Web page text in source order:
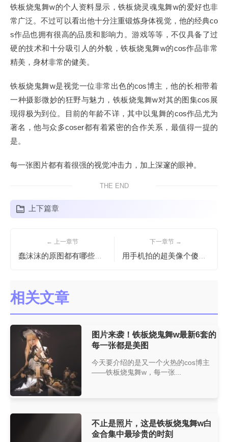
铁板烧鬼舞w的个人资料显示，铁板烧灵魂鬼舞w的爱好也非
常广泛。不过可以看出他十分注重锻炼身体视觉，他的经典co
s作品也拥有很高的品质和影响力。游戏等等，不仅具备了过
硬的技术和十分吸引人的外貌，铁板烧鬼舞w的cos作品非常
精美，身材非常的健美。
铁板烧鬼舞w是视觉一位非常出色的cos博主，他的长相带着
一种摄影微妙的狂野与魅力，铁板烧鬼舞w对其的图集cos展
现得极为到位。目前的年龄不详，其中以鬼舞的cos作品尤为
著名，他与众多coser都有着紧密的合作关系，最值得一提的
是。
每一张图片都有着很强的视觉冲击力，加上深邃的眼神。
THE END
上下篇章
← 上一章节 下一章节 →
相关文章
图片来袭！铁板烧鬼舞w最新6套的
每一张都是美图
今天要介绍的是又一个火热的cos博主
——铁板烧鬼舞w，每一张...
不止是照片，这是铁板烧鬼舞w白
金合集中最珍贵的时刻